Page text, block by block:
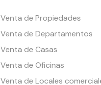
Venta de Propiedades
Venta de Departamentos
Venta de Casas
Venta de Oficinas
Venta de Locales